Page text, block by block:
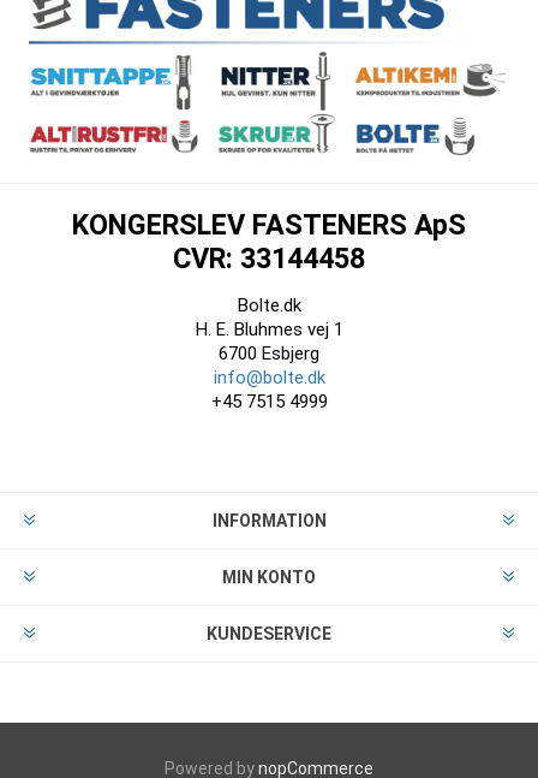
KONGERSLEV FASTENERS ApS
CVR: 33144458
Bolte.dk
H. E. Bluhmes vej 1
6700 Esbjerg
info@bolte.dk
+45 7515 4999
INFORMATION
MIN KONTO
KUNDESERVICE
Powered bynopCommerce